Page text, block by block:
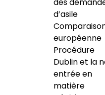
d’asile
européenne
Procédure
Dublin et la
entrée en
matière